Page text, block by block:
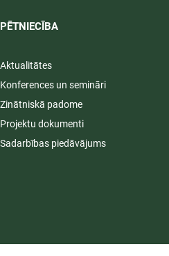
PĒTNIECĪBA
Aktualitātes
Konferences un semināri
Zinātniskā padome
Projektu dokumenti
Sadarbības piedāvājums